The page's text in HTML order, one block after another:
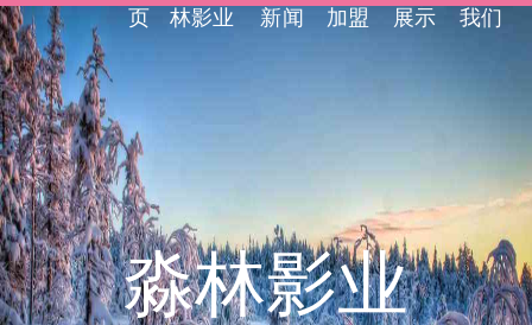
页
林影业
新闻
加盟
展示
我们
淼林影业